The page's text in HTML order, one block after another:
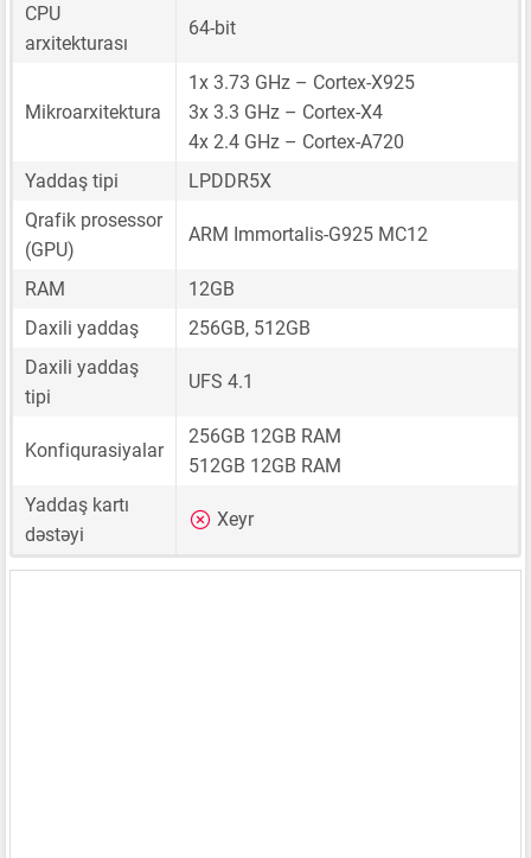
CPU
arxitekturası
64-bit
Mikroarxitektura
1x 3.73 GHz – Cortex-X925
3x 3.3 GHz – Cortex-X4
4x 2.4 GHz – Cortex-A720
Yaddaş tipi
LPDDR5X
Qrafik prosessor
(GPU)
ARM Immortalis-G925 MC12
RAM
12GB
Daxili yaddaş
256GB, 512GB
Daxili yaddaş
tipi
UFS 4.1
Konfiqurasiyalar
256GB 12GB RAM
512GB 12GB RAM
Yaddaş kartı
dəstəyi
Xeyr